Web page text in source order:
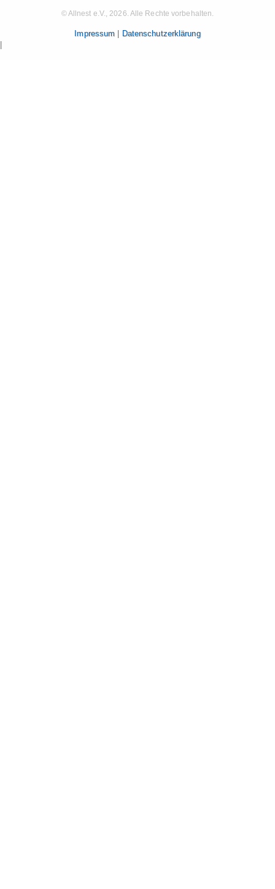
© Allnest e.V., 2026. Alle Rechte vorbehalten.
Impressum
Datenschutzerklärung